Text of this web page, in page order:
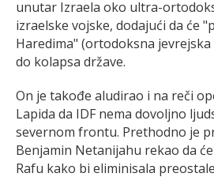
unutar Izraela oko ultra-
izraelske vojske, dodajući da će
Haredima" (ortodoksna
do kolapsa države.
On je takođe aludirao i na reči
Lapida da IDF nema dovoljno
severnom frontu. Prethodno je
Benjamin Netanijahu rekao da
Rafu kako bi eliminisala